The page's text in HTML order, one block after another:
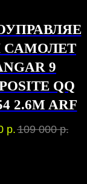
9
QQ
2.6M ARF
р.109 000 р.